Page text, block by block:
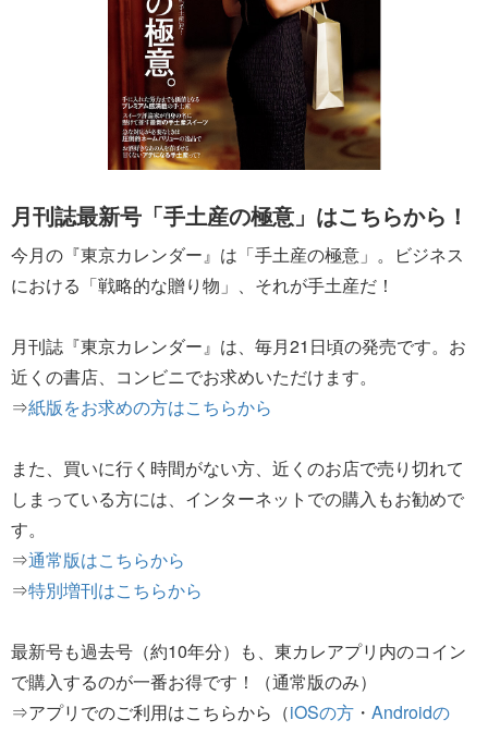
月刊誌最新号「手土産の極意」はこちらから！
今月の『東京カレンダー』は「手土産の極意」。ビジネス
における「戦略的な贈り物」、それが手土産だ！
月刊誌『東京カレンダー』は、毎月21日頃の発売です。お
近くの書店、コンビニでお求めいただけます。
⇒紙版をお求めの方はこちらから
また、買いに行く時間がない方、近くのお店で売り切れて
しまっている方には、インターネットでの購入もお勧めで
す。
⇒通常版はこちらから
⇒特別増刊はこちらから
最新号も過去号（約10年分）も、東カレアプリ内のコイン
で購入するのが一番お得です！（通常版のみ）
⇒アプリでのご利用はこちらから（iOSの方 ・ Androidの